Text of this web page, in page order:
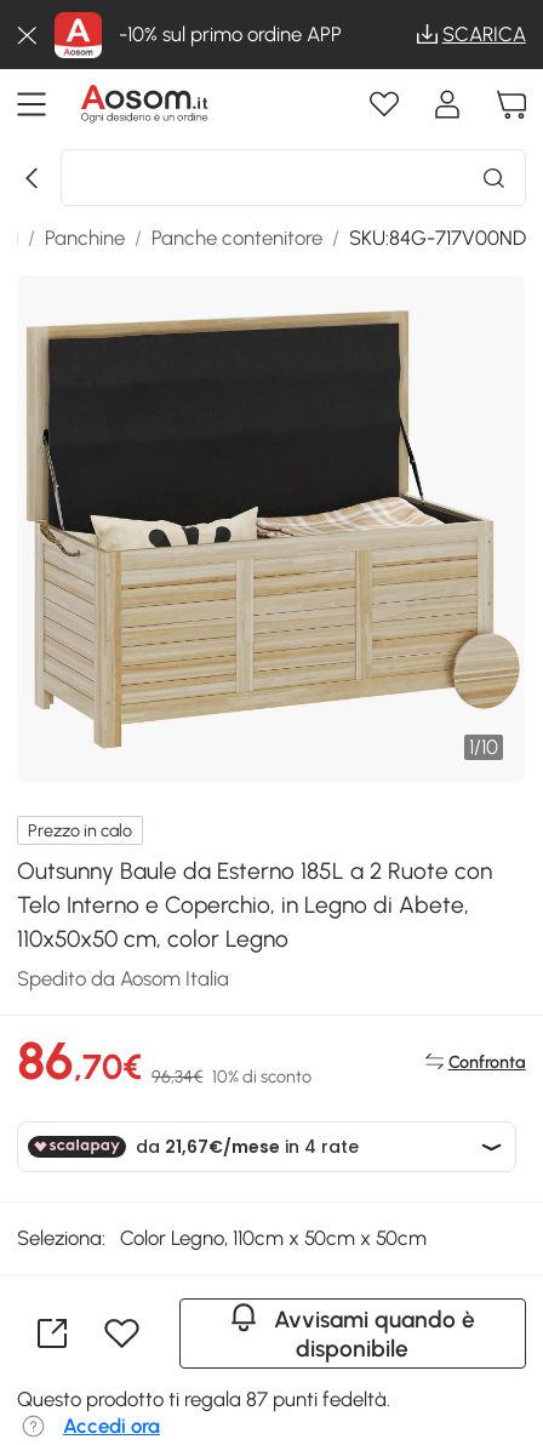
-10% sul primo ordine APP SCARICA
/ Panchine / Panche contenitore / SKU:84G-717V00ND
1/10
Prezzo in calo
Outsunny Baule da Esterno 185L a 2 Ruote con
Telo Interno e Coperchio, in Legno di Abete,
110x50x50 cm, color Legno
Spedito da Aosom Italia
86,70€ 96,34€ 10% di sconto
Confronta
Seleziona: Color Legno, 110cm x 50cm x 50cm
Avvisami quando è
disponibile
Questo prodotto ti regala 87 punti fedeltà.
Accedi ora